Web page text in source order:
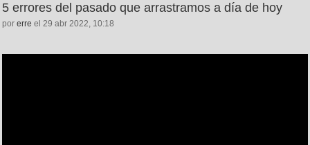
5 errores del pasado que arrastramos a día de hoy
por erre el 29 abr 2022, 10:18